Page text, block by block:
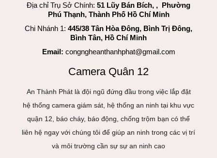
Địa chỉ Trụ Sở Chính: 51 Lũy Bán Bích, , Phường
Phú Thạnh, Thành Phố Hồ Chí Minh
Chi Nhánh 1: 445/38 Tân Hòa Đông, Bình Trị Đông,
Bình Tân, Hồ Chí Minh
Email: congngheanthanhphat@gmail.com
Camera Quân 12
An Thành Phát là đội ngũ đứng đầu trong việc lắp đặt
hệ thống camera giám sát, hệ thống an ninh tại khu vực
quận 12, báo cháy, báo động, chống trộm bạn có thể
liên hệ ngay với chúng tôi để giúp an ninh trong các vị trí
và môi trường cần sự sự an ninh cao